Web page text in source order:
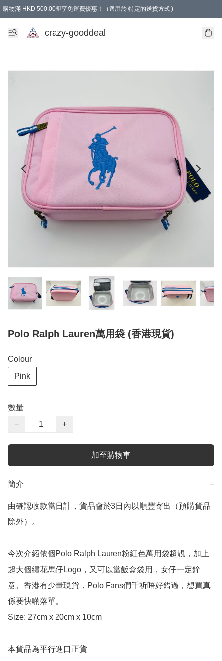
購物滿 HKD 500.00即享免運費優惠！（適用於 特定的送貨方式 )
成為會員可享免費禮品
crazy-gooddeal
Polo Ralph Lauren萬用袋 (香港現貨)
Colour
Pink
數量
−
+
加至購物車
簡介 −
由確認收款當日計，貨品會於3日內以順豐寄出（預購貨品
除外）。
今次介紹依個Polo Ralph Lauren粉紅色萬用袋超靚，加上
超大個繡花馬仔Logo，又可以當飯盒袋用，女仔一定鐘
意。香港有少量現貨，Polo Fans們千祈唔好錯過，想買真
係要快啲落單。
Size: 27cm x 20cm x 10cm
本貨品為平行進口正貨